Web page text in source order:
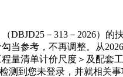
－313－2026）的
当参考，不再调整。从
量清单计价尺度＞及配套
测到您未登录，并就相